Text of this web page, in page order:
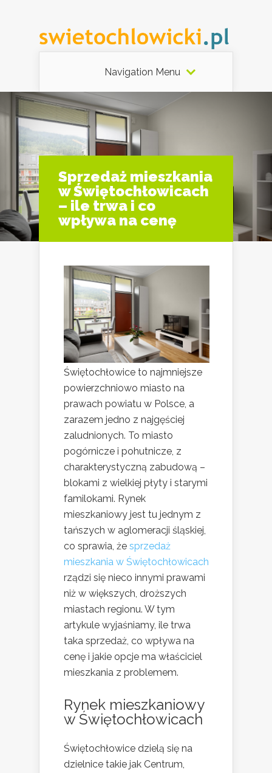
Navigation Menu
Sprzedaż mieszkania
w Świętochłowicach
– ile trwa i co
wpływa na cenę
Świętochłowice to najmniejsze
powierzchniowo miasto na
prawach powiatu w Polsce, a
zarazem jedno z najgęściej
zaludnionych. To miasto
pogórnicze i pohutnicze, z
charakterystyczną zabudową –
blokami z wielkiej płyty i starymi
familokami. Rynek
mieszkaniowy jest tu jednym z
tańszych w aglomeracji śląskiej,
co sprawia, że sprzedaż
mieszkania w Świętochłowicach
rządzi się nieco innymi prawami
niż w większych, droższych
miastach regionu. W tym
artykule wyjaśniamy, ile trwa
taka sprzedaż, co wpływa na
cenę i jakie opcje ma właściciel
mieszkania z problemem.
Rynek mieszkaniowy
w Świętochłowicach
Świętochłowice dzielą się na
dzielnice takie jak Centrum,